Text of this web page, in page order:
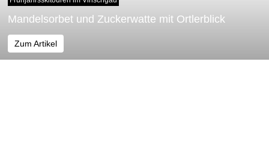
Mandelsorbet und Zuckerwatte mit Ortlerblick
Zum Artikel